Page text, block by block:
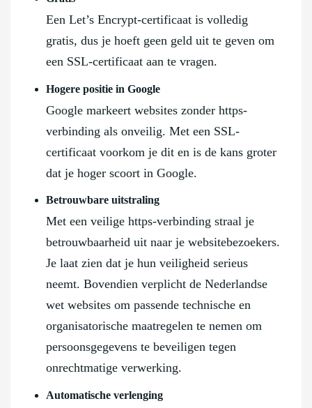
Een Let’s Encrypt-certificaat is volledig
gratis, dus je hoeft geen geld uit te geven om
een SSL-certificaat aan te vragen.
Hogere positie in Google
Google markeert websites zonder https-
verbinding als onveilig. Met een SSL-
certificaat voorkom je dit en is de kans groter
dat je hoger scoort in Google.
Betrouwbare uitstraling
Met een veilige https-verbinding straal je
betrouwbaarheid uit naar je websitebezoekers.
Je laat zien dat je hun veiligheid serieus
neemt. Bovendien verplicht de Nederlandse
wet websites om passende technische en
organisatorische maatregelen te nemen om
persoonsgegevens te beveiligen tegen
onrechtmatige verwerking.
Automatische verlenging